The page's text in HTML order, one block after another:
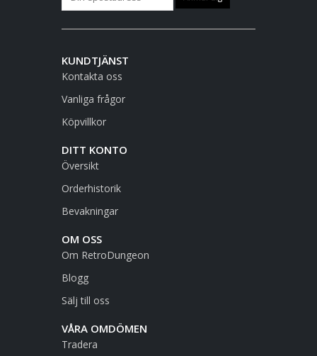
KUNDTJÄNST
Kontakta oss
Vanliga frågor
Köpvillkor
DITT KONTO
Översikt
Orderhistorik
Bevakningar
OM OSS
Om RetroDungeon
Blogg
Sälj till oss
VÅRA OMDÖMEN
Tradera